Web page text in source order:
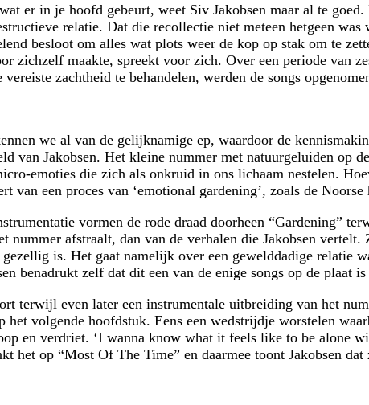
er in je hoofd gebeurt, weet Siv Jakobsen maar al te goed.
relatie. Dat die recollectie niet meteen hetgeen
besloot om alles wat plots weer de kop op stak om te
zichzelf maakte, spreekt voor zich. Over een periode van
zachtheid te behandelen, werden de songs
we al van de gelijknamige ep, waardoor de
Jakobsen. Het kleine nummer met natuurgeluiden op
emoties die zich als onkruid in ons lichaam nestelen.
van een proces van ‘emotional gardening’, zoals de
vormen de rode draad doorheen “Gardening”
nummer afstraalt, dan van de verhalen die Jakobsen
is. Het gaat namelijk over een gewelddadige relatie
benadrukt zelf dat dit een van de enige songs op de
terwijl even later een instrumentale uitbreiding van het
het volgende hoofdstuk. Eens een wedstrijdje worstelen
en verdriet. ‘I wanna know what it feels like to be
het op “Most Of The Time” en daarmee toont Jakobsen dat